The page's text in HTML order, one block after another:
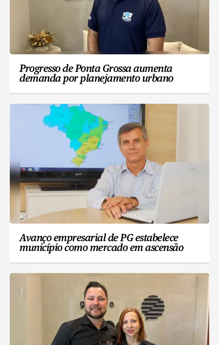
Progresso de Ponta Grossa aumenta
demanda por planejamento urbano
Avanço empresarial de PG estabelece
município como mercado em ascensão